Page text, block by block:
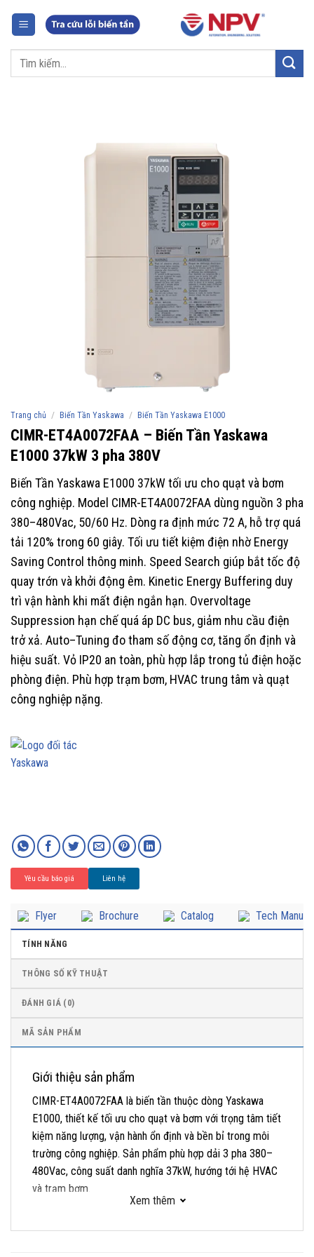
dungTìm
Trang chủ / Biến Tần Yaskawa / Biến Tần Yaskawa E1000
CIMR-ET4A0072FAA – Biến Tần Yaskawa
E1000 37kW 3 pha 380V​
Biến Tần Yaskawa E1000 37kW tối ưu cho quạt và bơm
công nghiệp. Model CIMR-ET4A0072FAA dùng nguồn 3 pha
380–480Vac, 50/60 Hz. Dòng ra định mức 72 A, hỗ trợ quá
tải 120% trong 60 giây. Tối ưu tiết kiệm điện nhờ Energy
Saving Control thông minh. Speed Search giúp bắt tốc độ
quay trớn và khởi động êm. Kinetic Energy Buffering duy
trì vận hành khi mất điện ngắn hạn. Overvoltage
Suppression hạn chế quá áp DC bus, giảm nhu cầu điện
trở xả. Auto–Tuning đo tham số động cơ, tăng ổn định và
hiệu suất. Vỏ IP20 an toàn, phù hợp lắp trong tủ điện hoặc
phòng điện. Phù hợp trạm bơm, HVAC trung tâm và quạt
công nghiệp nặng.
Yêu cầu báo giá Liên hệ
Flyer Brochure Catalog Tech Manual
TÍNH NĂNG
THÔNG SỐ KỸ THUẬT
ĐÁNH GIÁ (0)
MÃ SẢN PHẨM
Giới thiệu sản phẩm
CIMR-ET4A0072FAA là biến tần thuộc dòng Yaskawa
E1000, thiết kế tối ưu cho quạt và bơm với trọng tâm tiết
kiệm năng lượng, vận hành ổn định và bền bỉ trong môi
trường công nghiệp. Sản phẩm phù hợp dải 3 pha 380–
480Vac, công suất danh nghĩa 37kW, hướng tới hệ HVAC
và trạm bơm.
Xem thêm